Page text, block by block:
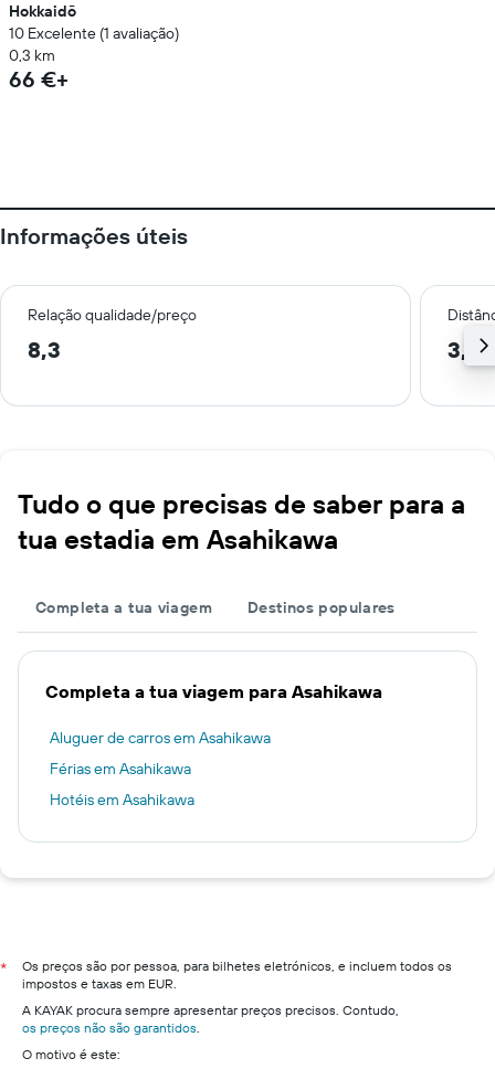
Hokkaidō
10 Excelente (1 avaliação)
0,3 km
66 €+
Informações úteis
Relação qualidade/preço
8,3 3,5
Tudo o que precisas de saber para a
tua estadia em Asahikawa
Completa a tua viagem Destinos populares
Completa a tua viagem para Asahikawa
Aluguer de carros em Asahikawa
Férias em Asahikawa
Hotéis em Asahikawa
*
Os preços são por pessoa, para bilhetes eletrónicos, e incluem todos os
impostos e taxas em EUR.
A KAYAK procura sempre apresentar preços precisos. Contudo,
os preços não são garantidos.
O motivo é este: